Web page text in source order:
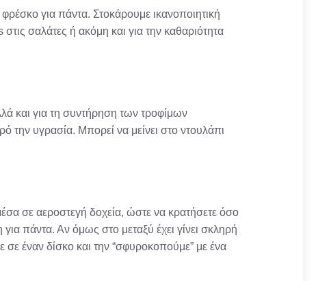
για πάντα. Στοκάρουμε ικανοποιητική
σαλάτες ή ακόμη και για την καθαριότητα
και για τη συντήρηση των τροφίμων
την υγρασία. Μπορεί να μείνει στο ντουλάπι
σε αεροστεγή δοχεία, ώστε να κρατήσετε όσο
πάντα. Αν όμως στο μεταξύ έχει γίνει σκληρή
έναν δίσκο και την “σφυροκοπούμε” με ένα